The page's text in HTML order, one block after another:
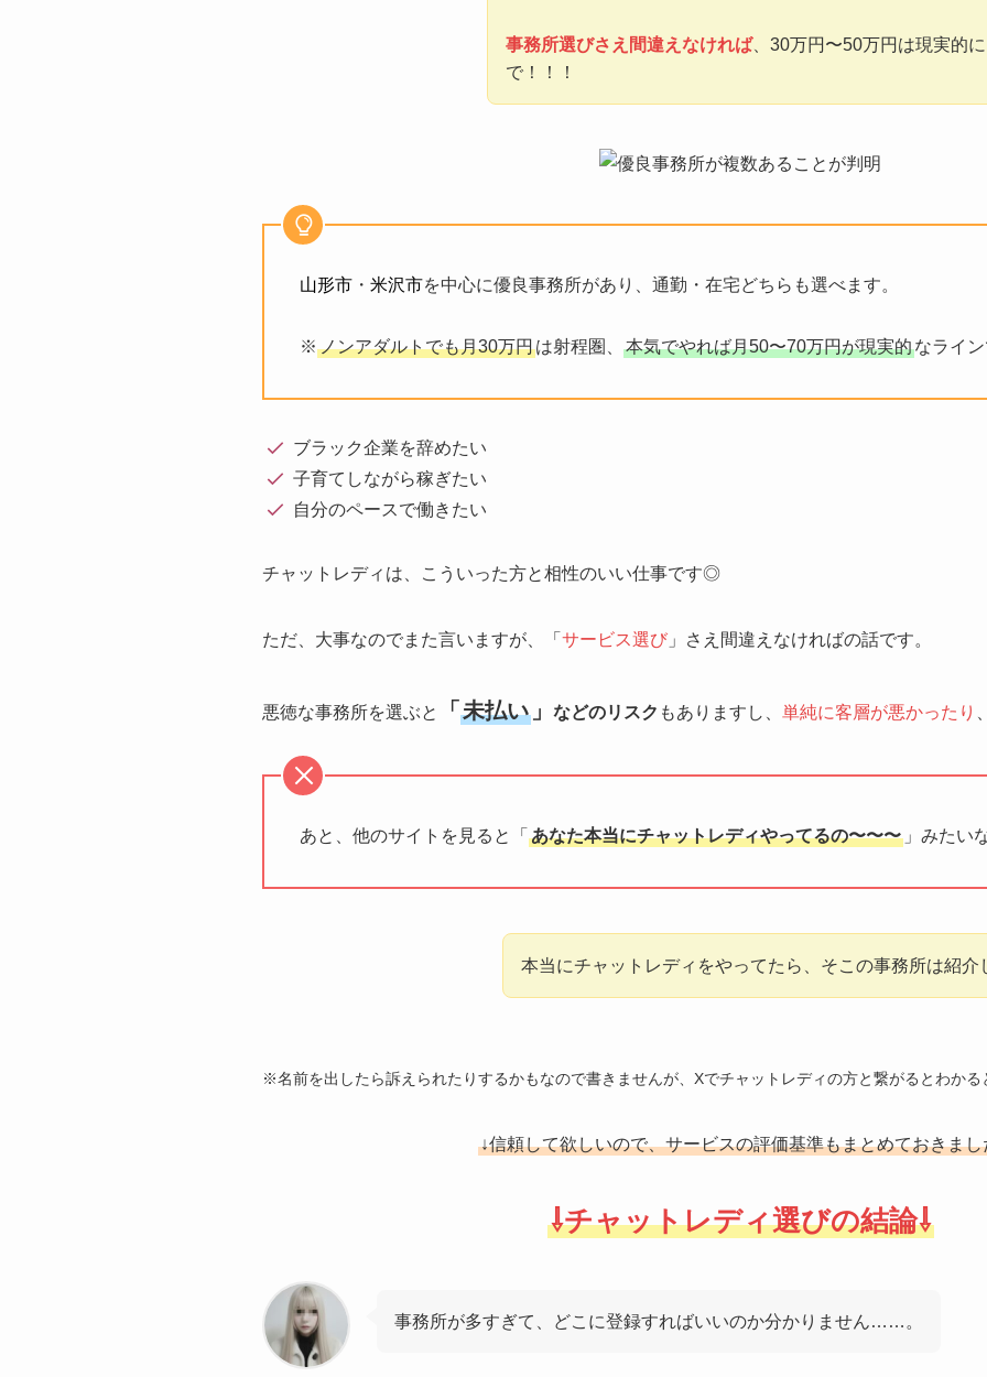
事務所選びさえ間違えなければ、30万円〜50万円は現実的
で！！！
山形市 ・ 米沢市を中心に優良事務所があり、通勤・在宅どちらも選べます。
※ ノンアダルトでも月30万円は射程圏、 本気でやれば月50〜70万円が現実的なライ
ブラック企業を辞めたい
子育てしながら稼ぎたい
自分のペースで働きたい
チャットレディは、こういった方と相性のいい仕事です◎
ただ、大事なのでまた言いますが、「 サービス選び 」さえ間違えなければの話です。
悪徳な事務所を選ぶと 「未払い 」 などのリスク もありますし、 単純に客層が悪かったり
あと、他のサイトを見ると「 あなた本当にチャットレディやってるの〜〜〜 」みたい
本当にチャットレディをやってたら、そこの事務所は紹介
※名前を出したら訴えられたりするかもなので書きませんが、Xでチャットレディの方と繋がるとわかる
↓信頼して欲しいので、サービスの評価基準もまとめておきまし
⇩チャットレディ選びの結論⇩
事務所が多すぎて、どこに登録すればいいのか分かりません……。